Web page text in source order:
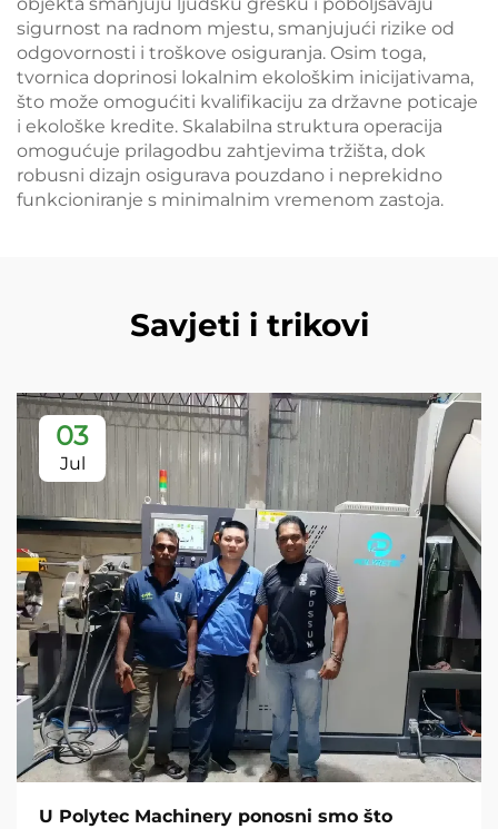
sigurnost na radnom mjestu, smanjujući rizike od
odgovornosti i troškove osiguranja. Osim toga,
tvornica doprinosi lokalnim ekološkim inicijativama,
što može omogućiti kvalifikaciju za državne poticaje
i ekološke kredite. Skalabilna struktura operacija
omogućuje prilagodbu zahtjevima tržišta, dok
robusni dizajn osigurava pouzdano i neprekidno
funkcioniranje s minimalnim vremenom zastoja.
Savjeti i trikovi
03
Jul
U Polytec Machinery ponosni smo što